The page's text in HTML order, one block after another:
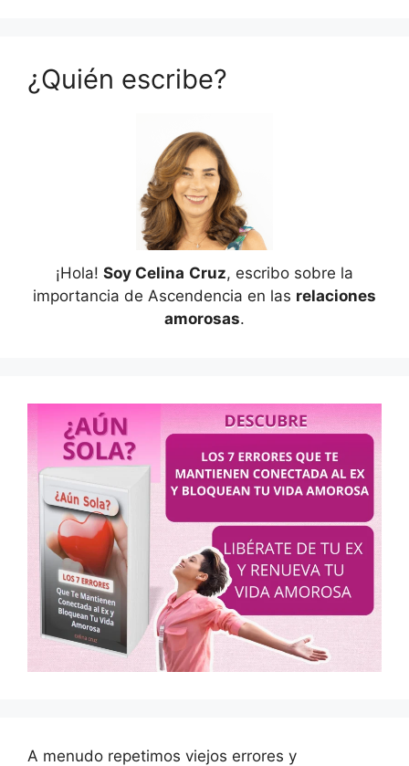
¿Quién escribe?
¡Hola! Soy Celina Cruz, escribo sobre la
importancia de Ascendencia en las relaciones
amorosas.
A menudo repetimos viejos errores y